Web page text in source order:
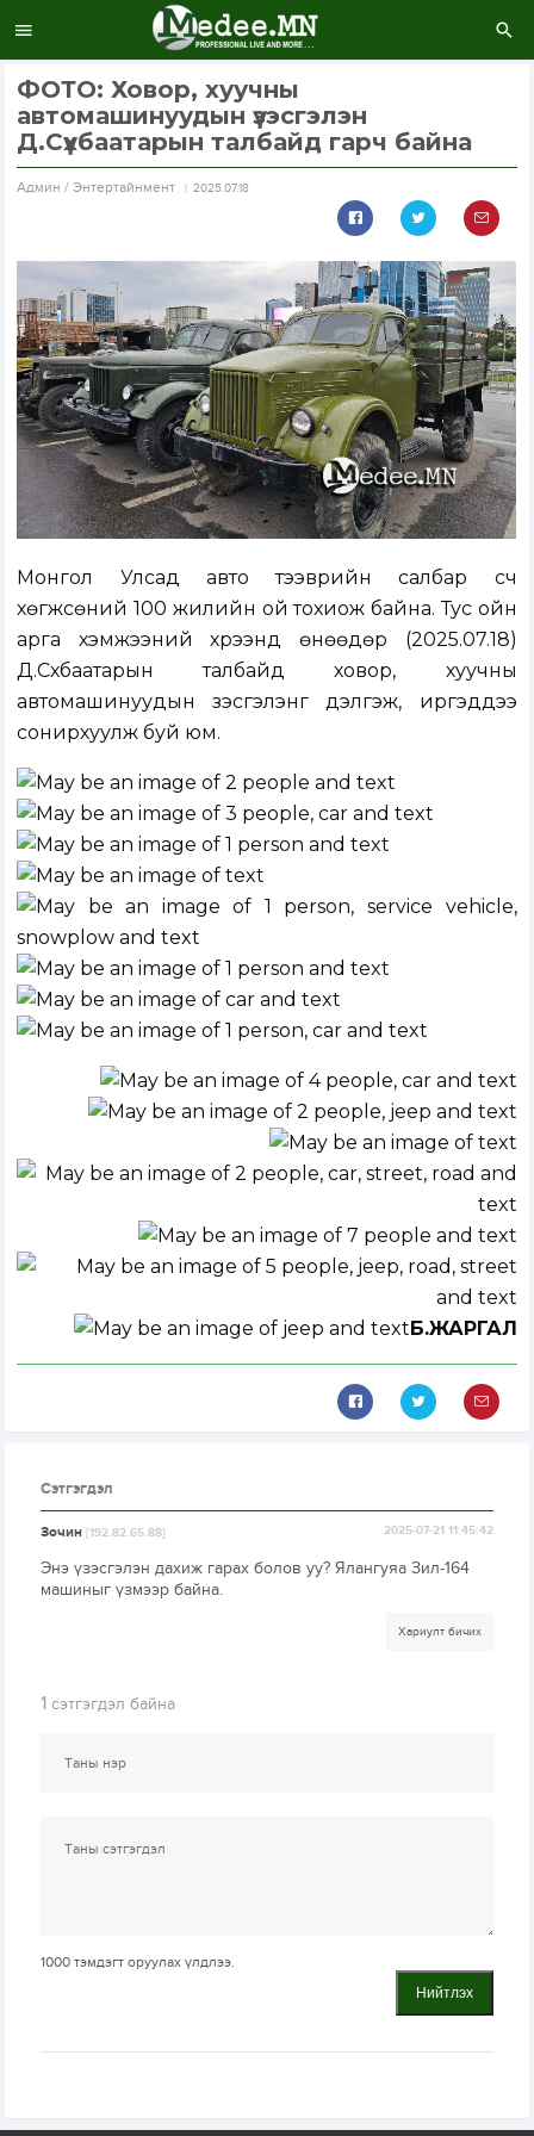
ФОТО: Ховор, хуучны
автомашинуудын үзэсгэлэн
Д.Сүхбаатарын талбайд гарч байна
Aдмин / Энтертайнмент 2025.07.18
Монгол Улсад авто тээврийн салбар үүсч
хөгжсөний 100 жилийн ой тохиож байна. Тус ойн
арга хэмжээний хүрээнд өнөөдөр (2025.07.18)
Д.Сүхбаатарын талбайд ховор, хуучны
автомашинуудын үзэсгэлэнг дэлгэж, иргэддээ
сонирхуулж буй юм.
Б.ЖАРГАЛ
Сэтгэгдэл
Зочин[192.82.65.88] 2025-07-21 11:45:42
Энэ үзэсгэлэн дахиж гарах болов уу? Ялангуяа Зил-164
машиныг үзмээр байна.
Хариулт бичих
1 сэтгэгдэл байна
1000 тэмдэгт оруулах үлдлээ.
Нийтлэх